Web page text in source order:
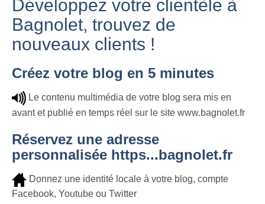
Développez votre clientèle à
Bagnolet, trouvez de
nouveaux clients !
Créez votre blog en 5 minutes
Le contenu multimédia de votre blog sera mis en
avant et publié en temps réel sur le site www.bagnolet.fr
Réservez une adresse
personnalisée https...bagnolet.fr
Donnez une identité locale à votre blog, compte
Facebook, Youtube ou Twitter